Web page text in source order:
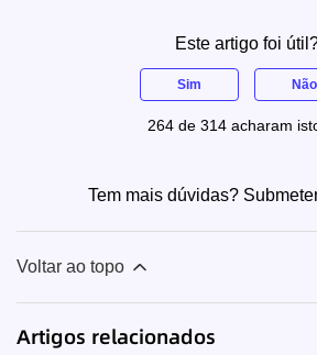
Este artigo foi
Sim Não
264 de 314 acharam
Tem mais dúvidas?
Voltar ao topo
Artigos relacionados